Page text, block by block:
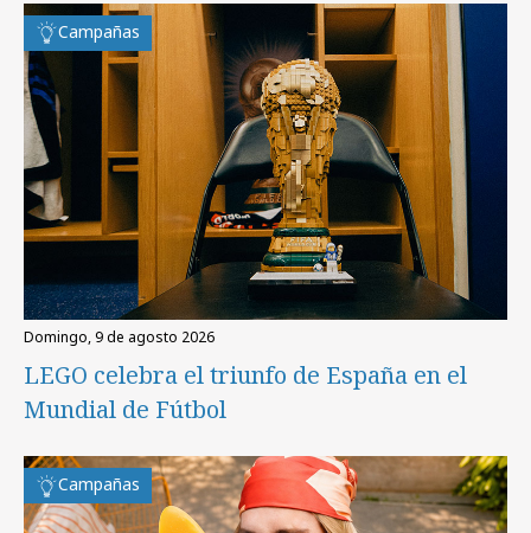
Campañas
domingo, 9 de agosto 2026
LEGO celebra el triunfo de España en el
Mundial de Fútbol
Campañas